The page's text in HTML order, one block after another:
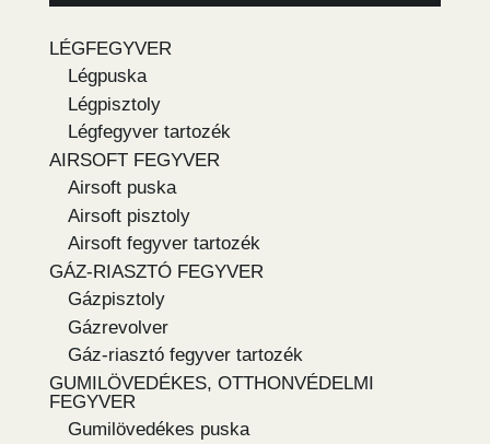
LÉGFEGYVER
Légpuska
Légpisztoly
Légfegyver tartozék
AIRSOFT FEGYVER
Airsoft puska
Airsoft pisztoly
Airsoft fegyver tartozék
GÁZ-RIASZTÓ FEGYVER
Gázpisztoly
Gázrevolver
Gáz-riasztó fegyver tartozék
GUMILÖVEDÉKES, OTTHONVÉDELMI
FEGYVER
Gumilövedékes puska